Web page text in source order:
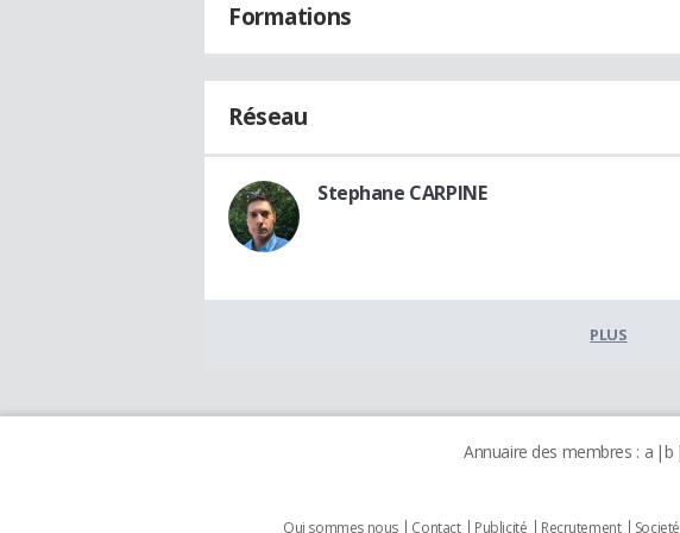
Formations
Réseau
Stephane CARPINE
PLUS
Annuaire des membres : a b
Qui sommes nous Contact Publicité Recrutement Societé